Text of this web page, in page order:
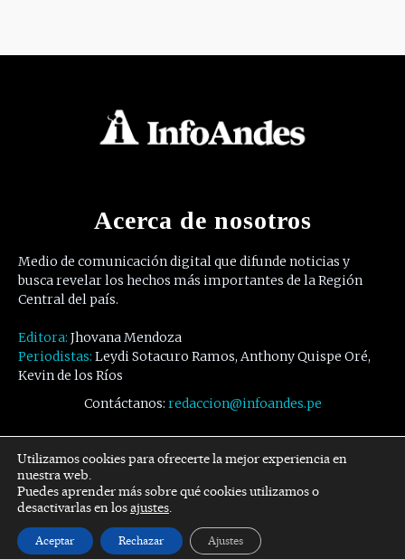
Acerca de nosotros
Medio de comunicación digital que difunde noticias y
busca revelar los hechos más importantes de la Región
Central del país.
Editora: Jhovana Mendoza
Periodistas: Leydi Sotacuro Ramos, Anthony Quispe Oré,
Kevin de los Ríos
Contáctanos: redaccion@infoandes.pe
Síguenos
Facebook Twitter Youtube
Utilizamos cookies para ofrecerte la mejor experiencia en
nuestra web.
Puedes aprender más sobre qué cookies utilizamos o
desactivarlas en losajustes.
Aceptar Rechazar Ajustes